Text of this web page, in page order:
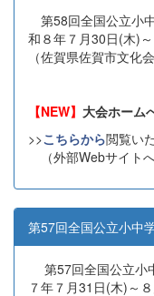
第58回全国公立小
和８年７月30日(木)
（佐賀県佐賀市文化
【NEW】 大会ホーム
>>こちらから閲覧い
（外部Webサイトへ
第57回全国公立小中
第57回全国公立小
７年７月31日(木)～